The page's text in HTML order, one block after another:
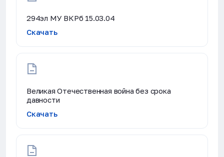
294эл МУ ВКРб 15.03.04
Скачать
Великая Отечественная война без срока
давности
Скачать